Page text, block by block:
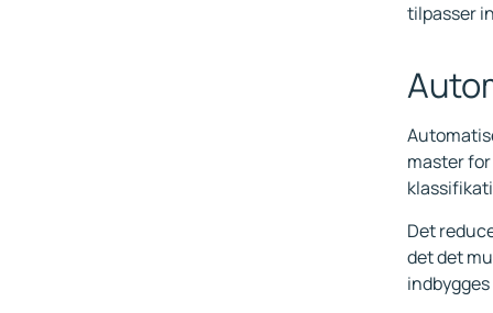
tilpasser
master
Det
det det